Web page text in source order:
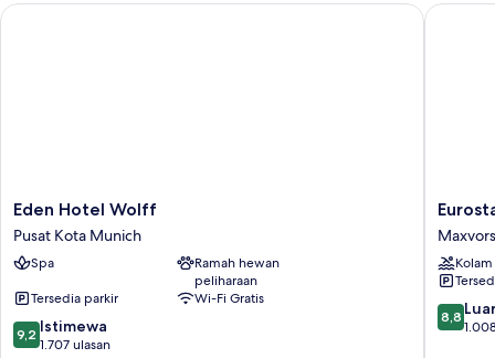
Eden
Hotel
Wolff
Pusat
Munich
Eden Hotel Wolff
Pusat Kota Munich
Spa
Ramah hewan
peliharaan
Tersedia parkir
Wi-Fi Gratis
9.2
dari
9,2 Istimewa
1.707 ulasan
Eden Hotel Wolff
Grand
Central
8.8
dari
8,8